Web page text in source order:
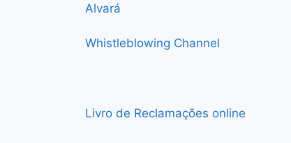
Alvará
Whistleblowing Channel
Livro de Reclamações online